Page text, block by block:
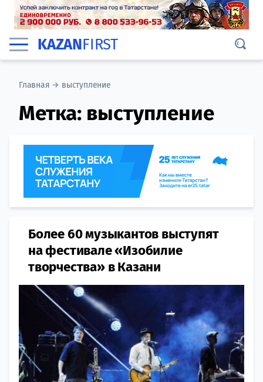
KAZANFIRST
Главная → выступление
Метка: выступление
Более 60 музыкантов выступят
на фестивале «Изобилие
творчества» в Казани